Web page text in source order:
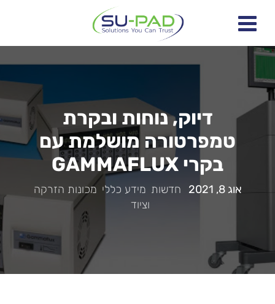
דיוק, נוחות ובקרת
טמפרטורה מושלמת עם
בקרי GAMMAFLUX
אוג 8, 2021 חדשות מידע כללי מכונות הזרקה
וציוד